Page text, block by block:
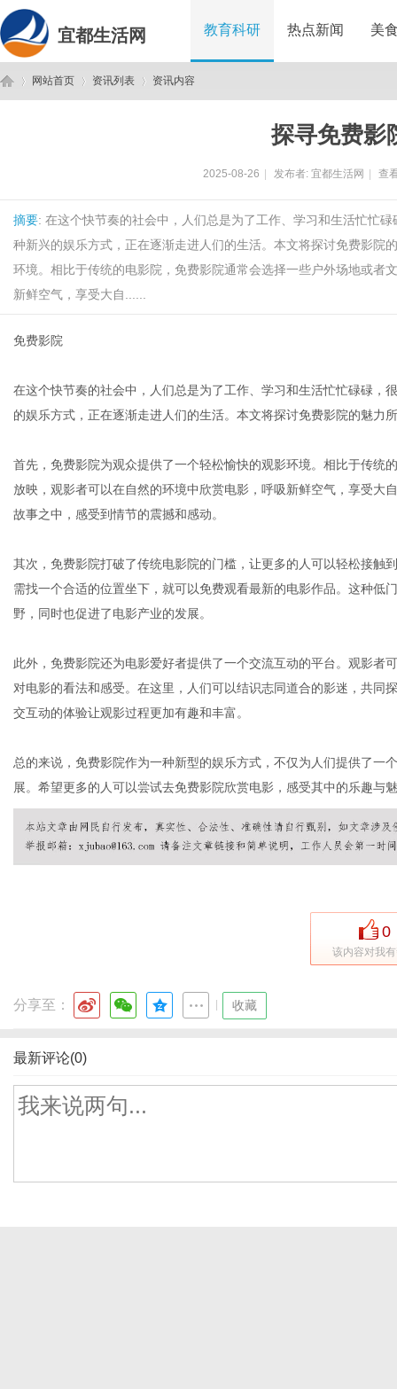
宜都生活网 教育科研 热点新闻 美
网站首页 资讯列表 资讯内容
探寻免费影
2025-08-26 发布者: 宜都生活网 查
摘要: 在这个快节奏的社会中，人们总是为了工作、学习和生活忙忙
种新兴的娱乐方式，正在逐渐走进人们的生活。本文将探讨免费影院
环境。相比于传统的电影院，免费影院通常会选择一些户外场地或者
新鲜空气，享受大自......
免费影院
在这个快节奏的社会中，人们总是为了工作、学习和生活忙忙碌碌，
的娱乐方式，正在逐渐走进人们的生活。本文将探讨免费影院的魅力
首先，免费影院为观众提供了一个轻松愉快的观影环境。相比于传统
放映，观影者可以在自然的环境中欣赏电影，呼吸新鲜空气，享受大
故事之中，感受到情节的震撼和感动。
其次，免费影院打破了传统电影院的门槛，让更多的人可以轻松接触
需找一个合适的位置坐下，就可以免费观看最新的电影作品。这种低
野，同时也促进了电影产业的发展。
此外，免费影院还为电影爱好者提供了一个交流互动的平台。观影者
对电影的看法和感受。在这里，人们可以结识志同道合的影迷，共同
交互动的体验让观影过程更加有趣和丰富。
总的来说，免费影院作为一种新型的娱乐方式，不仅为人们提供了一
展。希望更多的人可以尝试去免费影院欣赏电影，感受其中的乐趣与
0
该内容对我
分享至： 收藏
最新评论(0)